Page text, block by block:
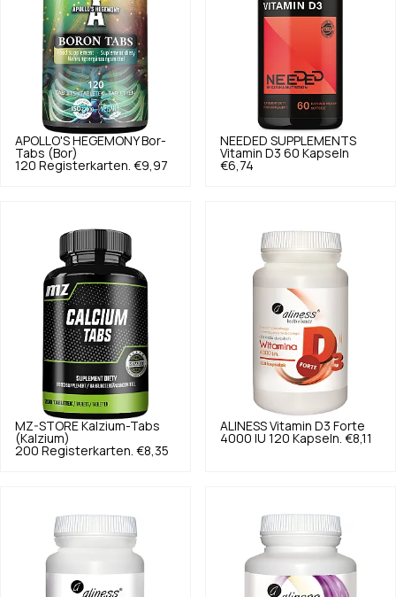
APOLLO'S HEGEMONY Bor-
Tabs (Bor)
120 Registerkarten. €9,97
NEEDED SUPPLEMENTS
Vitamin D3 60 Kapseln
€6,74
MZ-STORE Kalzium-Tabs
(Kalzium)
200 Registerkarten. €8,35
ALINESS Vitamin D3 Forte
4000 IU 120 Kapseln. €8,11